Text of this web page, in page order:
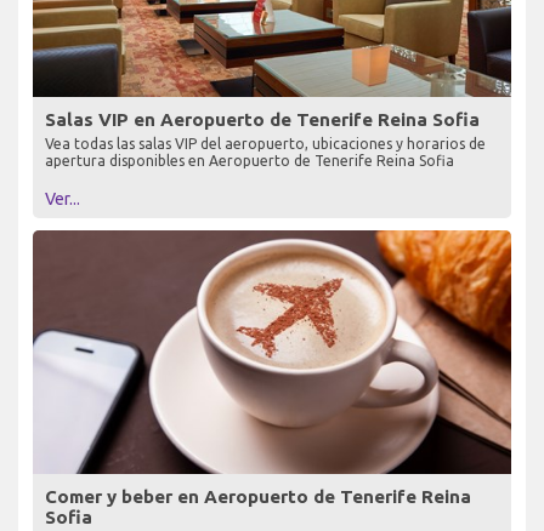
Salas VIP en Aeropuerto de Tenerife Reina Sofia
Vea todas las salas VIP del aeropuerto, ubicaciones y horarios de
apertura disponibles en Aeropuerto de Tenerife Reina Sofia
Ver...
Comer y beber en Aeropuerto de Tenerife Reina
Sofia